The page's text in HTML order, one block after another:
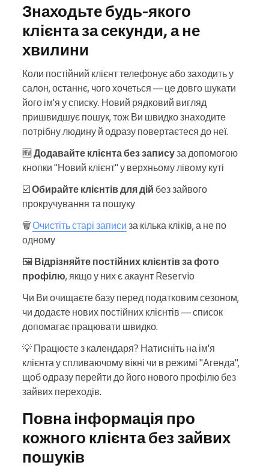
Знаходьте будь-якого
клієнта за секунди, а не
хвилини
Коли постійний клієнт телефонує або заходить у
салон, останнє, чого хочеться — це довго шукати
його ім'я у списку. Новий рядковий вигляд
пришвидшує пошук, тож Ви швидко знаходите
потрібну людину й одразу повертаєтеся до неї.
🆕 Додавайте клієнта без записуза допомогою
кнопки "Новий клієнт" у верхньому лівому куті
☑️Обирайте клієнтів для дій без зайвого
прокручування та пошуку
🗑️Очистіть старі записи за кілька кліків, а не по
одному
🖼️ Відрізняйте постійних клієнтів за фото
профілю, якщо у них є акаунт Reservio
Чи Ви очищаєте базу перед податковим сезоном,
чи додаєте нових постійних клієнтів — список
допомагає працювати швидко.
💡 Працюєте з календаря? Натисніть на ім'я
клієнта у спливаючому вікні чи в режимі "Агенда",
щоб одразу перейти до його нового профілю без
зайвих переходів.
Повна інформація про
кожного клієнта без зайвих
пошуків